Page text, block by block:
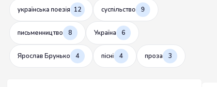
українська поезія 12 суспільство 9
письменництво 8 Україна 6
Ярослав Брунько 4 пісні 4 проза 3